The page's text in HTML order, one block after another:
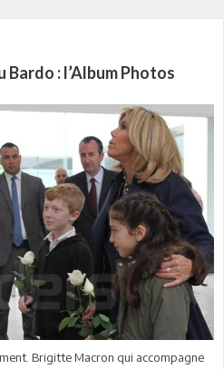
: l’Album Photos
Brigitte Macron qui accompagne